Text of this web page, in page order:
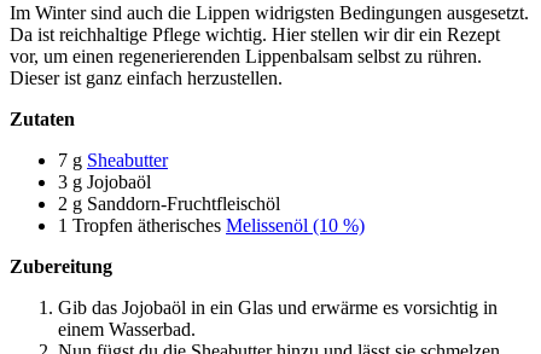
Im Winter sind auch die Lippen widrigsten Bedingungen ausgesetzt.
Da ist reichhaltige Pflege wichtig. Hier stellen wir dir ein Rezept
vor, um einen regenerierenden Lippenbalsam selbst zu rühren.
Dieser ist ganz einfach herzustellen.
Zutaten
7 g Sheabutter
3 g Jojobaöl
2 g Sanddorn-Fruchtfleischöl
1 Tropfen ätherisches Melissenöl (10 %)
Zubereitung
Gib das Jojobaöl in ein Glas und erwärme es vorsichtig in
einem Wasserbad.